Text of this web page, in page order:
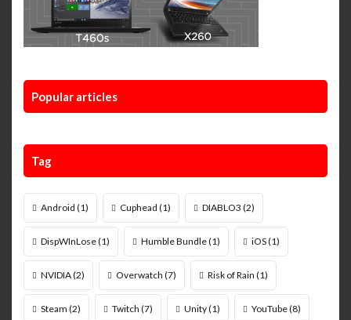
Popular articles
Tag
Android (1) Cuphead (1) DIABLO3 (2)
DispWInLose(1) Humble Bundle(1) iOS(1)
NVIDIA(2) Overwatch (7) Risk of Rain (1)
Steam (2) Twitch (7) Unity(1) YouTube(8)